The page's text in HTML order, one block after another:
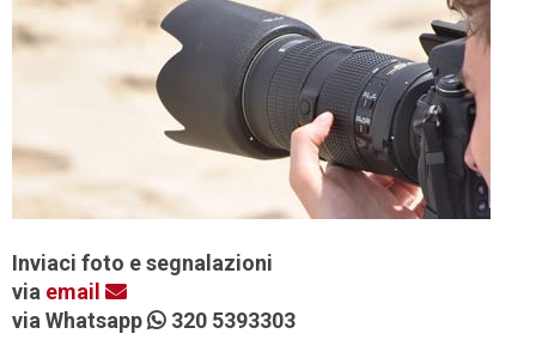
Inviaci foto e segnalazioni
via email
via Whatsapp
320 5393303